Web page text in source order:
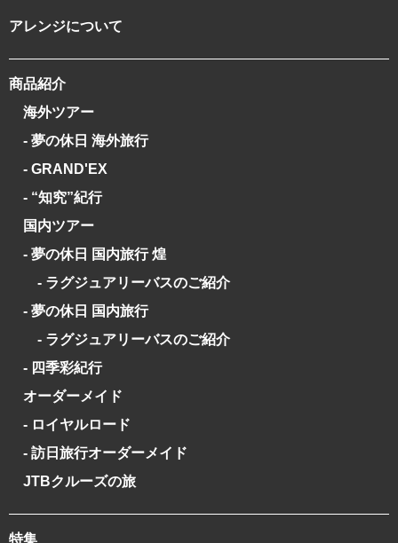
アレンジについて
商品紹介
海外ツアー
- 夢の休日 海外旅行
- GRAND'EX
- “知究”紀行
国内ツアー
- 夢の休日 国内旅行 煌
- ラグジュアリーバスのご紹介
- 夢の休日 国内旅行
- ラグジュアリーバスのご紹介
- 四季彩紀行
オーダーメイド
- ロイヤルロード
- 訪日旅行オーダーメイド
JTBクルーズの旅
特集